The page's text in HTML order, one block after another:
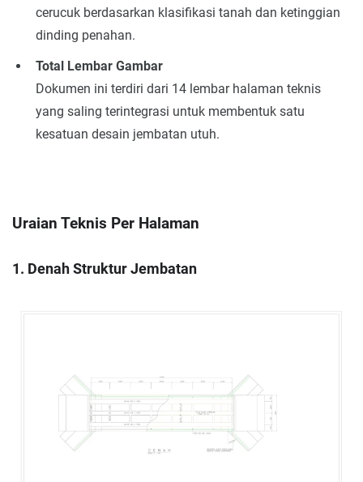
cerucuk berdasarkan klasifikasi tanah dan ketinggian
dinding penahan.
Total Lembar Gambar
Dokumen ini terdiri dari 14 lembar halaman teknis
yang saling terintegrasi untuk membentuk satu
kesatuan desain jembatan utuh.
Uraian Teknis Per Halaman
1. Denah Struktur Jembatan